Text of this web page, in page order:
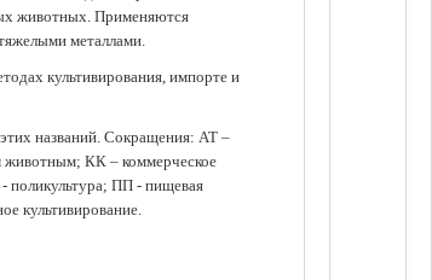
животных. Применяются
металлами.
культивирования, импорте и
названий. Сокращения: АТ –
КК – коммерческое
поликультура; ПП - пищевая
культивирование.